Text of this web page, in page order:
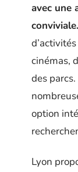
avec une
conviviale.
cinémas,
des
option
Lyon